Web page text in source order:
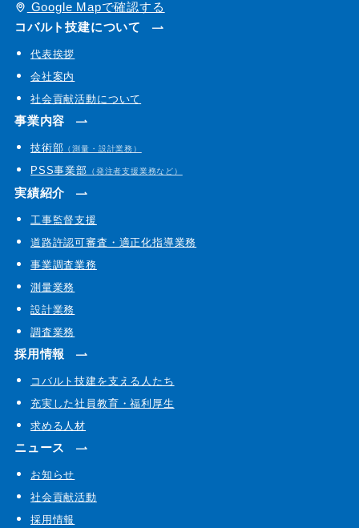
Google Mapで確認する
コバルト技建について
代表挨拶
会社案内
社会貢献活動について
事業内容
技術部 （測量・設計業務）
PSS事業部 （発注者支援業務など）
実績紹介
工事監督支援
道路許認可審査・適正化指導業務
事業調査業務
測量業務
設計業務
調査業務
採用情報
コバルト技建を支える人たち
充実した社員教育・福利厚生
求める人材
ニュース
お知らせ
社会貢献活動
採用情報